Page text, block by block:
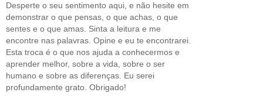
Desperte o seu sentimento aqui, e não hesite em
demonstrar o que pensas, o que achas, o que
sentes e o que amas. Sinta a leitura e me
encontre nas palavras. Opine e eu te encontrarei.
Esta troca é o que nos ajuda a conhecermos e
aprender melhor, sobre a vida, sobre o ser
humano e sobre as diferenças. Eu serei
profundamente grato. Obrigado!